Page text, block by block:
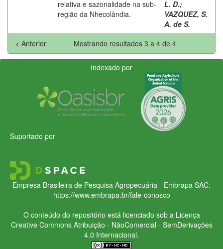
relativa e sazonalidade na sub-
região da Nhecolândia.
L. D.;
VAZQUEZ, S.
A. de S.
Mostrando resultados 3 a 4 de 4
< Anterior
Indexado por
Suportado por
Empresa Brasileira de Pesquisa Agropecuária - Embrapa SAC:
https://www.embrapa.br/fale-conosco
O conteúdo do repositório está licenciado sob a Licença
Creative CommonsAtribuição - NãoComercial - SemDerivações
4.0 Internacional.